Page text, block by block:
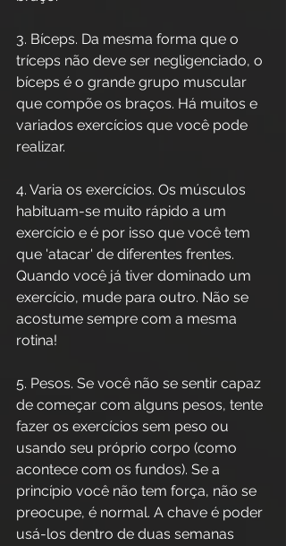
3. Bíceps. Da mesma forma que o
tríceps não deve ser negligenciado, o
bíceps é o grande grupo muscular
que compõe os braços. Há muitos e
variados exercícios que você pode
realizar.
4. Varia os exercícios. Os músculos
habituam-se muito rápido a um
exercício e é por isso que você tem
que 'atacar' de diferentes frentes.
Quando você já tiver dominado um
exercício, mude para outro. Não se
acostume sempre com a mesma
rotina!
5. Pesos. Se você não se sentir capaz
de começar com alguns pesos, tente
fazer os exercícios sem peso ou
usando seu próprio corpo (como
acontece com os fundos). Se a
princípio você não tem força, não se
preocupe, é normal. A chave é poder
usá-los dentro de duas semanas